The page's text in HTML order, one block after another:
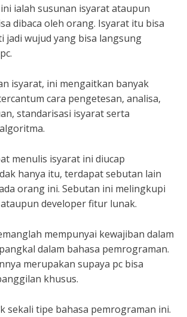
ialah susunan isyarat ataupun
dibaca oleh orang. Isyarat itu bisa
jadi wujud yang bisa langsung
isyarat, ini mengaitkan banyak
cara pengetesan, analisa,
standarisasi isyarat serta
menulis isyarat ini diucap
hanya itu, terdapat sebutan lain
orang ini. Sebutan ini melingkupi
developer fitur lunak.
mempunyai kewajiban dalam
dalam bahasa pemrograman.
merupakan supaya pc bisa
khusus.
sekali tipe bahasa pemrograman ini.